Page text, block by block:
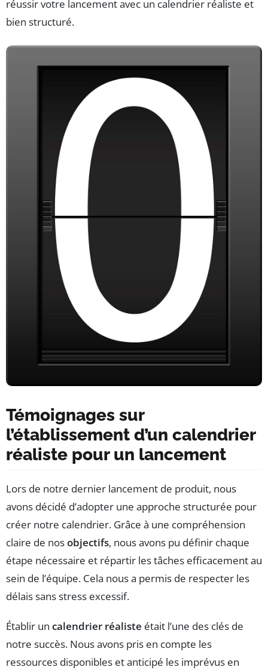
réussir votre lancement avec un calendrier réaliste et
bien structuré.
Témoignages sur
l’établissement d’un calendrier
réaliste pour un lancement
Lors de notre dernier lancement de produit, nous
avons décidé d’adopter une approche structurée pour
créer notre calendrier. Grâce à une compréhension
claire de nosobjectifs, nous avons pu définir chaque
étape nécessaire et répartir les tâches efficacement au
sein de l’équipe. Cela nous a permis de respecter les
délais sans stress excessif.
Établir un calendrier réaliste était l’une des clés de
notre succès. Nous avons pris en compte les
ressources disponibles et anticipé les imprévus en